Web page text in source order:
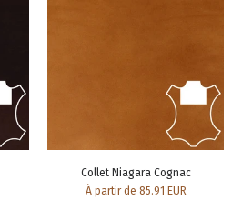
Collet Niagara Cognac
À partir de 85.91 EUR